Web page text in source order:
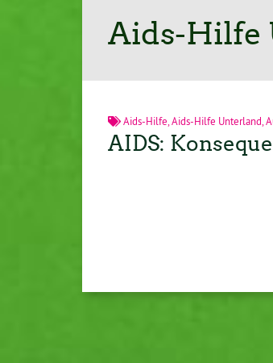
Aids-Hilfe
Aids-Hilfe Aids-Hilfe Unterland
AIDS: